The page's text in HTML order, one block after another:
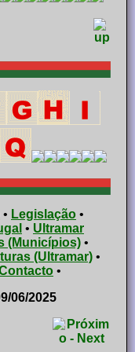
• Legislação •
• Ultramar
(Municípios)•
(Ultramar) •
•
06/2025